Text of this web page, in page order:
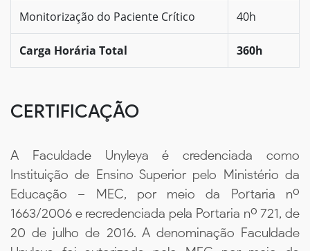
Monitorização do Paciente Crítico 40h
Carga Horária Total 360h
CERTIFICAÇÃO
A Faculdade Unyleya é credenciada como
Instituição de Ensino Superior pelo Ministério da
Educação – MEC, por meio da Portaria nº
1663/2006 e recredenciada pela Portaria nº 721, de
20 de julho de 2016. A denominação Faculdade